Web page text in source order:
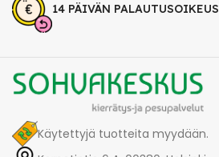
14 PÄIVÄN PALAUTUSOIKEUS
Käytettyjä tuotteita myydään.